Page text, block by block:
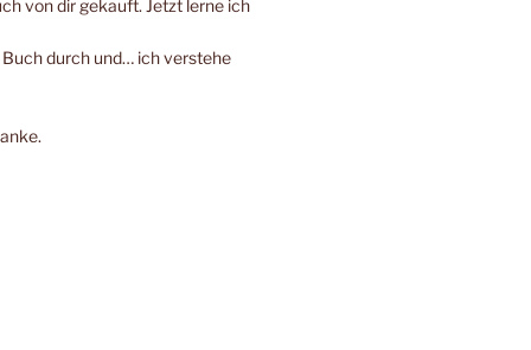
von dir gekauft. Jetzt lerne ich
durch und… ich verstehe